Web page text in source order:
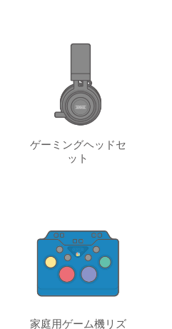
ゲーミングヘッドセ
ット
家庭用ゲーム機リズ